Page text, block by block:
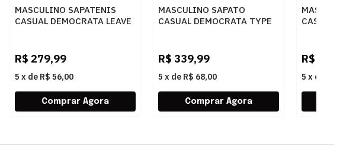
MASCULINO SAPATENIS
CASUAL DEMOCRATA LEAVE
R$ 279,99
5 x de R$ 56,00
MASCULINO SAPATO
CASUAL DEMOCRATA TYPE
R$ 339,99
5 x de R$ 68,00
CASUAL
R$
5 x de